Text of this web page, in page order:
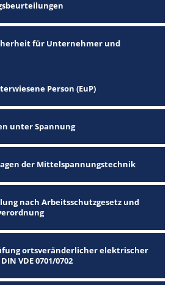
für Unternehmer und
Person (EuP)
unter Spannung
der Mittelspannungstechnik
nach Arbeitsschutzgesetz und
ortsveränderlicher elektrischer
VDE 0701/0702